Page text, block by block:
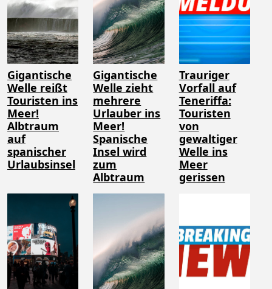
Gigantische
Welle reißt
Touristen ins
Meer!
Albtraum
auf
spanischer
Urlaubsinsel
Gigantische
Welle zieht
mehrere
Urlauber ins
Meer!
Spanische
Insel wird
zum
Albtraum
Trauriger
Vorfall auf
Teneriffa:
Touristen
von
gewaltiger
Welle ins
Meer
gerissen